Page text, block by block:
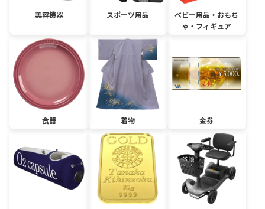
美容機器 スポーツ用品
ベビー用品・おもち
ゃ・フィギュア
食器 着物 金券